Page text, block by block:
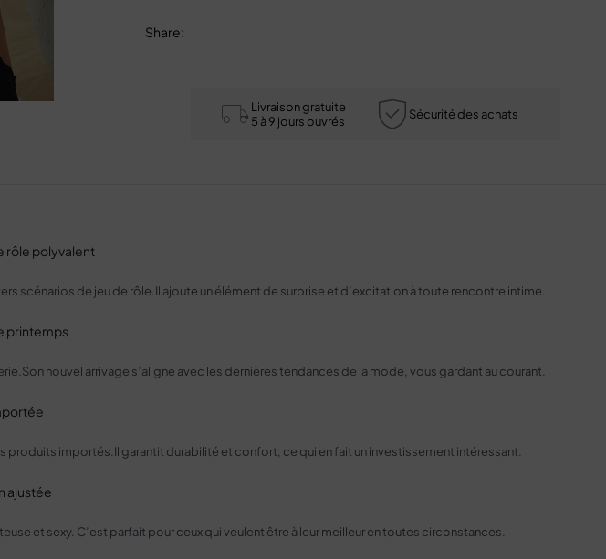
Share:
Livraison gratuite
5 à 9 jours ouvrés
Sécurité des achats
rôle polyvalent
scénarios de jeu de rôle.Il ajoute un élément de surprise et d’excitation à toute rencontre intime.
printemps
nouvel arrivage s’aligne avec les dernières tendances de la mode, vous gardant au courant.
importés.Il garantit durabilité et confort, ce qui en fait un investissement intéressant.
ajustée
et sexy. C’est parfait pour ceux qui veulent être à leur meilleur en toutes circonstances.